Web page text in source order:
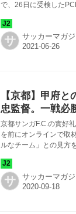
で、26日に受検した
受けている。
サ サッカーマガ
【京都】甲府
忠監督。一戦必
京都サンガF.C.の實好
を前にオンラインで取
ルなチーム」との見方
サ サッカーマガ